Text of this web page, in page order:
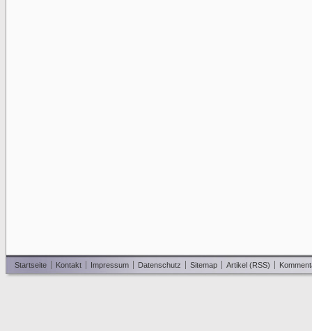
Startseite Kontakt Impressum Datenschutz Sitemap Artikel (RSS)